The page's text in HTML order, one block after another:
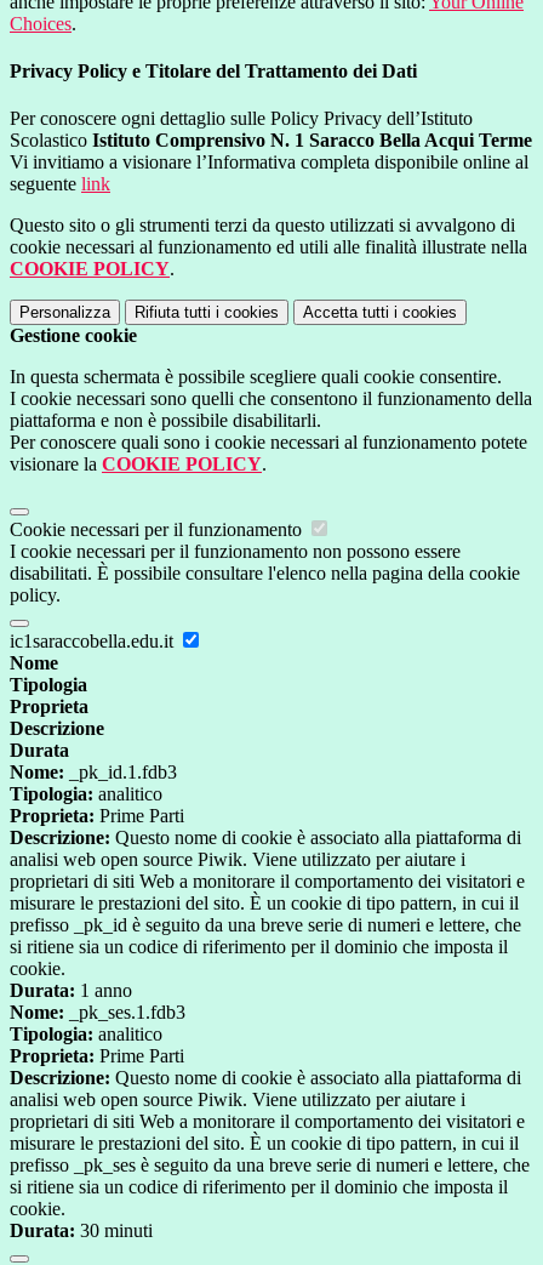
Choices.
Privacy Policy e Titolare del Trattamento dei Dati
Per conoscere ogni dettaglio sulle Policy Privacy dell’Istituto
Scolastico Istituto Comprensivo N. 1 Saracco Bella Acqui Terme
Vi invitiamo a visionare l’Informativa completa disponibile online al
seguente link
Questo sito o gli strumenti terzi da questo utilizzati si avvalgono di
cookie necessari al funzionamento ed utili alle finalità illustrate nella
COOKIE POLICY.
Personalizza Rifiuta tutti i cookies Accetta tutti i cookies
Gestione cookie
In questa schermata è possibile scegliere quali cookie consentire.
I cookie necessari sono quelli che consentono il funzionamento della
piattaforma e non è possibile disabilitarli.
Per conoscere quali sono i cookie necessari al funzionamento potete
visionare la COOKIE POLICY.
Cookie necessari per il funzionamento
I cookie necessari per il funzionamento non possono essere
disabilitati. È possibile consultare l'elenco nella pagina della cookie
policy.
ic1saraccobella.edu.it
Nome
Tipologia
Proprieta
Descrizione
Durata
Nome: _pk_id.1.fdb3
Tipologia: analitico
Proprieta: Prime Parti
Descrizione: Questo nome di cookie è associato alla piattaforma di
analisi web open source Piwik. Viene utilizzato per aiutare i
proprietari di siti Web a monitorare il comportamento dei visitatori e
misurare le prestazioni del sito. È un cookie di tipo pattern, in cui il
prefisso _pk_id è seguito da una breve serie di numeri e lettere, che
si ritiene sia un codice di riferimento per il dominio che imposta il
cookie.
Durata: 1 anno
Nome: _pk_ses.1.fdb3
Tipologia: analitico
Proprieta: Prime Parti
Descrizione: Questo nome di cookie è associato alla piattaforma di
analisi web open source Piwik. Viene utilizzato per aiutare i
proprietari di siti Web a monitorare il comportamento dei visitatori e
misurare le prestazioni del sito. È un cookie di tipo pattern, in cui il
prefisso _pk_ses è seguito da una breve serie di numeri e lettere, che
si ritiene sia un codice di riferimento per il dominio che imposta il
cookie.
Durata: 30 minuti